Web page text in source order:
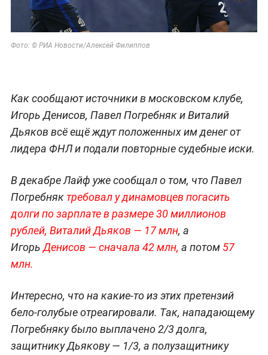
Фото: © РИА Новости/Алексей Филиппов
Как сообщают источники в московском клубе,
Игорь Денисов, Павел Погребняк и Виталий
Дьяков всё ещё ждут положенных им денег от
лидера ФНЛ и подали повторные судебные иски.
В декабре Лайф уже сообщал о том, что Павел
Погребняк требовал у динамовцев погасить
долги по зарплате в размере 30 миллионов
рублей, Виталий Дьяков — 17 млн, а
ИгорьДенисов — сначала 42 млн, а потом 57
млн.
Интересно, что на какие-то из этих претензий
бело-голубые отреагировали. Так, нападающему
Погребняку было выплачено 2/3 долга,
защитнику Дьякову — 1/3, а полузащитнику